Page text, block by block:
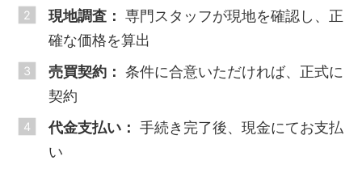
現地調査： 専門スタッフが現地を確認し、正
確な価格を算出
売買契約： 条件に合意いただければ、正式に
契約
代金支払い： 手続き完了後、現金にてお支払
い